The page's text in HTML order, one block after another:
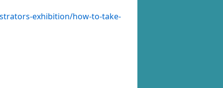
exhibition/how-to-take-